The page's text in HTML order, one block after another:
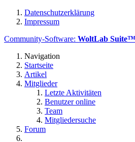
Datenschutzerklärung
Impressum
Community-Software: WoltLab Suite™
Navigation
Startseite
Artikel
Mitglieder
Letzte Aktivitäten
Benutzer online
Team
Mitgliedersuche
Forum